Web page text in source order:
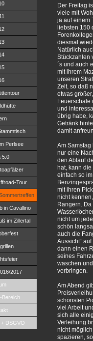
Perlsee
5.0
Tour
in Cavallino
im Zillertal
2017
Bereich
DSGVO
Der Freitag
viele mit
ja auf einem
liebsten 150
diesmal
Natürlich
Stückzahlen
´s und auch
mit ihrem
unseren
Zelt, so daß
etwas
Feuerschale
und
übrig habe,
Getränk
damit
Am
nur eine
den Ablauf
hat, kann
einfach so
mit ihren
nicht
Rangern.
nicht um
schön
auch die
Aussicht“
dann einen
seines
waschen
verbringen.
Am Abend
schönsten
viel Arbeit
sich alle
Verleihung
nicht
spazieren,